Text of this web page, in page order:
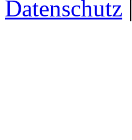
Datenschutz |